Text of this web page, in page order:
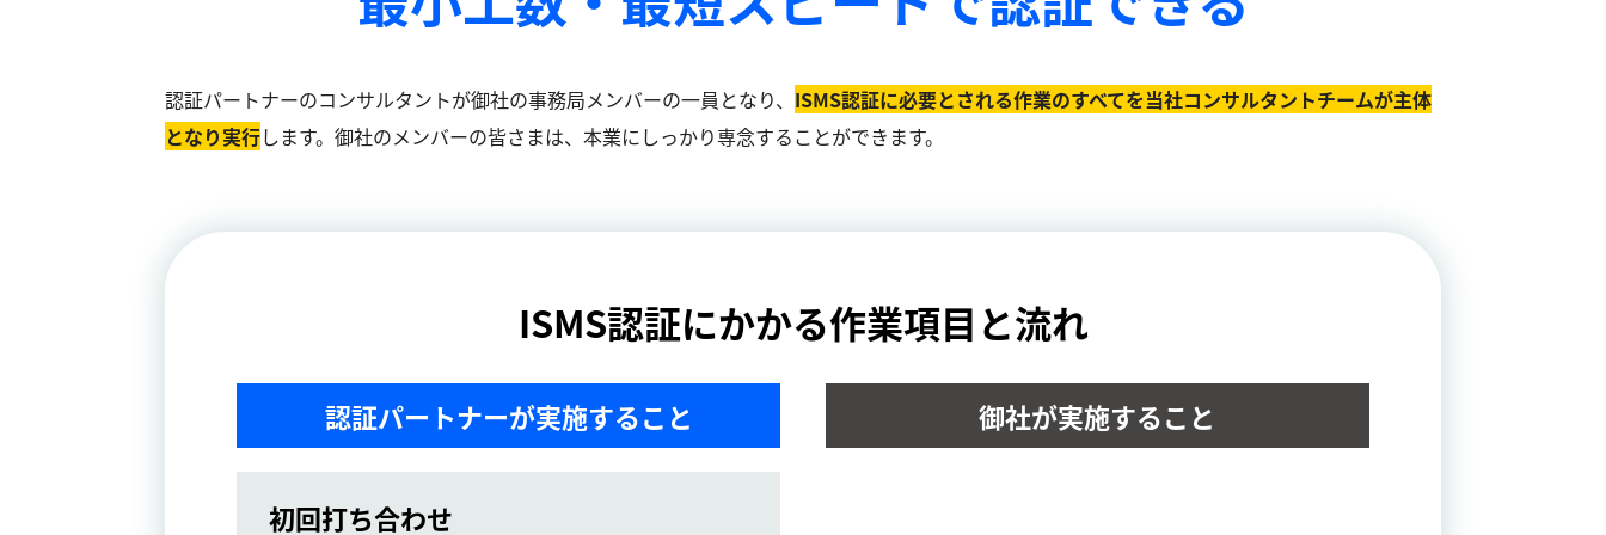
認証パートナーのコンサルタントが御社の事務局メンバーの一員となり、 ISMS認証に必要とされる作業のすべてを当社コンサルタントチームが主体
となり実⾏します。御社のメンバーの皆さまは、本業にしっかり専念することができます。
ISMS認証にかかる作業項目と流れ
認証パートナーが実施すること 御社が実施すること
初回打ち合わせ